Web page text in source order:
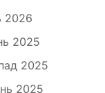
2026
2025
2025
2025